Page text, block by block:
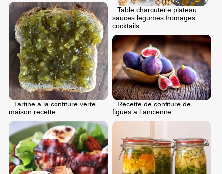
Table charcuterie plateau
sauces legumes fromages
cocktails
Tartine a la confiture verte
maison recette
Recette de confiture de
figues a l ancienne